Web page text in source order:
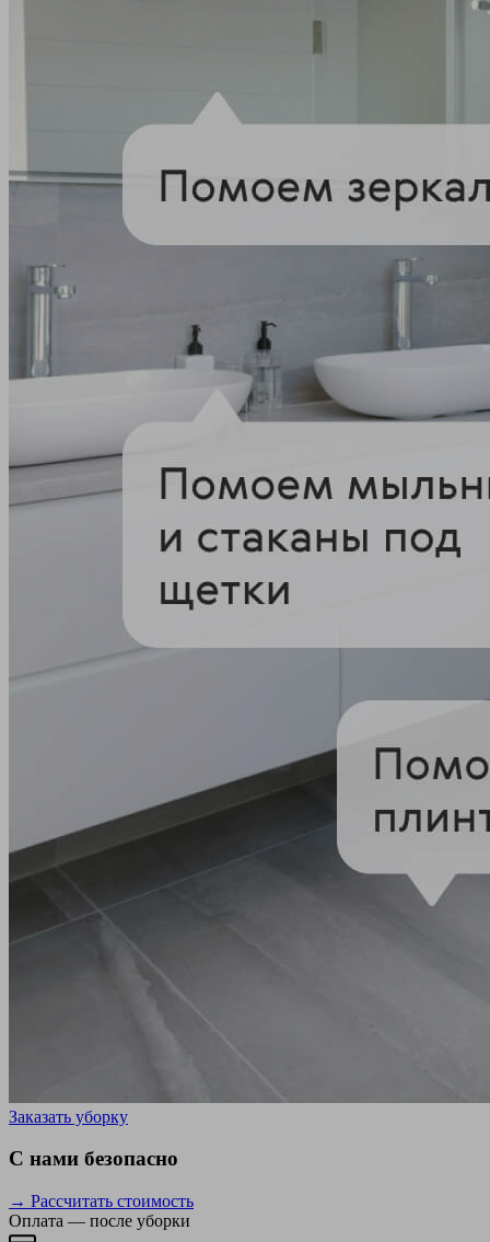
Заказать уборку
С нами безопасно
→ Рассчитать стоимость
Оплата — после уборки